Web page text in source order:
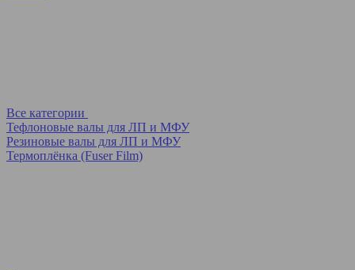
Все категории
Тефлоновые валы для ЛП и МФУ
Резиновые валы для ЛП и МФУ
Термоплёнка (Fuser Film)